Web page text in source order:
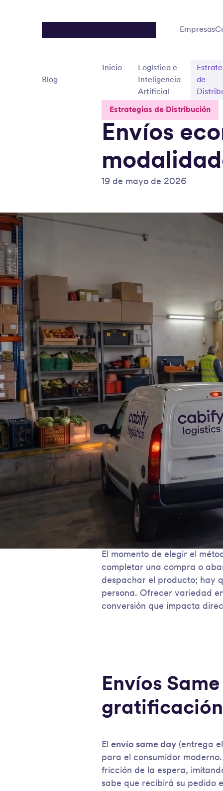
Empresas
Blog
Inicio
Logística e
Inteligencia
Artificial
de
Estrategias de Distribución
Envíos
19 de mayo de 2026
El momento de elegir el
completar una compra o
despachar el producto; hay
persona. Ofrecer variedad
conversión que impacta
Envíos
El envío same day (entrega
para el consumidor
fricción de la espera,
sabe que recibirá su pedido